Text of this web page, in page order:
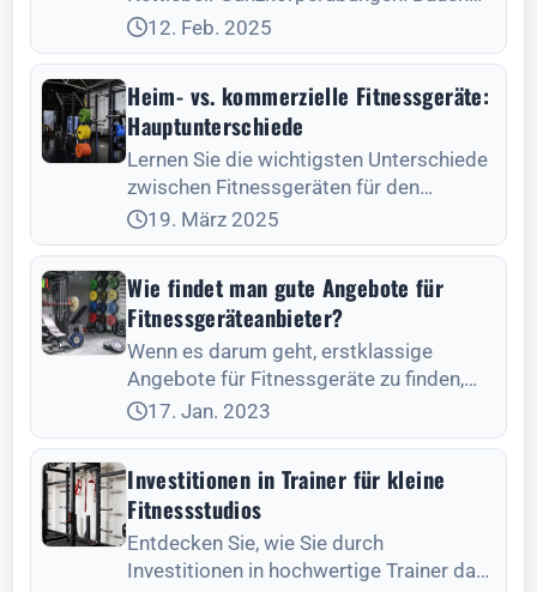
Sie Kraft auf, verbessern Sie Ihre
Ausdauer und steigern Sie effizient Ihre
12. Feb. 2025
Heim- vs. kommerzielle Fitnessgeräte:
Hauptunterschiede
Lernen Sie die wichtigsten Unterschiede
zwischen Fitnessgeräten für den
Heimgebrauch und kommerziellen
Fitnessgeräten kennen, um
Fitness passt - wählen Sie mit Bedacht!
19. März 2025
Wie findet man gute Angebote für
Fitnessgeräteanbieter?
Wenn es darum geht, erstklassige
Angebote für Fitnessgeräte zu finden,
kann die Wahl des richtigen Lieferanten
den entscheidenden Unterschied
bietet nicht nur
17. Jan. 2023
Investitionen in Trainer für kleine
Fitnessstudios
Entdecken Sie, wie Sie durch
Investitionen in hochwertige Trainer das